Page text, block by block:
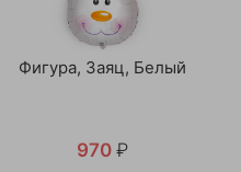
Фигура, Заяц, Белый
970 ₽